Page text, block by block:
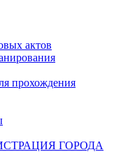
актов
прохождения
ГОРОДА